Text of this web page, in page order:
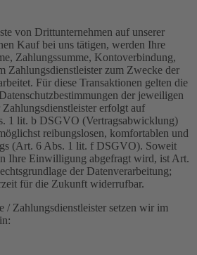
von Drittunternehmen auf unserer
Kauf bei uns tätigen, werden Ihre
Zahlungssumme, Kontoverbindung,
Zahlungsdienstleister zum Zwecke der
Für diese Transaktionen gelten die
der jeweiligen
erfolgt auf
1 lit. b DSGVO (Vertragsabwicklung)
reibungslosen, komfortablen und
(Art. 6 Abs. 1 lit. f DSGVO). Soweit
Ihre Einwilligung abgefragt wird, ist Art.
der Datenverarbeitung;
für die Zukunft widerrufbar.
/ Zahlungsdienstleister setzen wir im